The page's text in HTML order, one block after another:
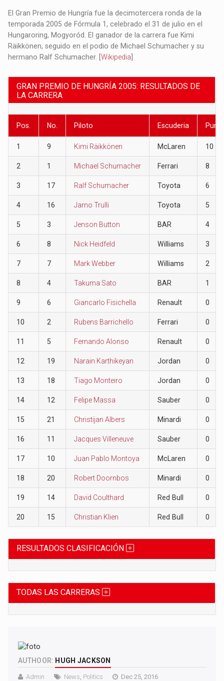
El Gran Premio de Hungría fue la decimotercera ronda de la
temporada 2005 de Fórmula 1, celebrado el 31 de julio en el
Hungaroring, Mogyoród. El ganador de la carrera fue Kimi
Räikkönen, seguido en el podio de Michael Schumacher y su
hermano Ralf Schumacher. [Wikipedia
GRAN PREMIO DE HUNGRÍA 2005: RESULTADOS DE
LA CARRERA
Pos. No. Piloto Escuderia
1 9 Kimi Räikkönen McLaren 10
2 1 Michael Schumacher Ferrari 8
3 17 Ralf Schumacher Toyota 6
4 16 Jarno Trulli Toyota 5
5 3 Jenson Button BAR 4
6 8 Nick Heidfeld Williams 3
7 7 Mark Webber Williams 2
8 4 Takuma Sato BAR 1
9 6 Giancarlo Fisichella Renault 0
10 2 Rubens Barrichello Ferrari 0
11 5 Fernando Alonso Renault 0
12 19 Narain Karthikeyan Jordan 0
13 18 Tiago Monteiro Jordan 0
14 12 Felipe Massa Sauber 0
15 21 Christijan Albers Minardi 0
16 11 Jacques Villeneuve Sauber 0
17 10 Juan Pablo Montoya McLaren 0
18 20 Robert Doornbos Minardi 0
19 14 David Coulthard Red Bull 0
20 15 Christian Klien Red Bull 0
RESULTADOS CLASIFICACIÓN
TODAS LAS CARRERAS
AUTHOOR: HUGH JACKSON
Admin News Politics
Dec 25, 2016